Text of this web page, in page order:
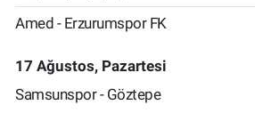
Amed - Erzurumspor FK
17 Ağustos, Pazartesi
Samsunspor - Göztepe